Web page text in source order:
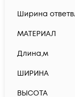
Ширина
МАТЕРИАЛ
Длина,м
ШИРИНА
ВЫСОТА